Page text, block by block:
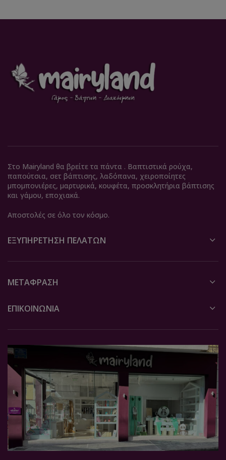
Στο Mairyland θα βρείτε τα πάντα . Βαπτιστικά ρούχα,
παπούτσια, σετ βάπτισης, λαδόπανα, χειροποίητες
μπομπονιέρες, μαρτυρικά, κουφέτα, προσκλητήρια βάπτισης
και γάμου, εποχιακά.
Αποστολές σε όλο τον κόσμο.
ΕΞΥΠΗΡΈΤΗΣΗ ΠΕΛΑΤΏΝ
ΜΕΤΆΦΡΑΣΗ
ΕΠΙΚΟΙΝΩΝΙΑ